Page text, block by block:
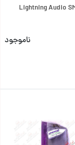
ناموجود